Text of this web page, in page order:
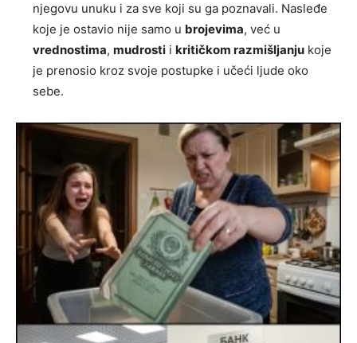
njegovu unuku i za sve koji su ga poznavali. Nasleđe
koje je ostavio nije samo u brojevima, već u
vrednostima, mudrosti i kritičkom razmišljanju koje
je prenosio kroz svoje postupke i učeći ljude oko
sebe.